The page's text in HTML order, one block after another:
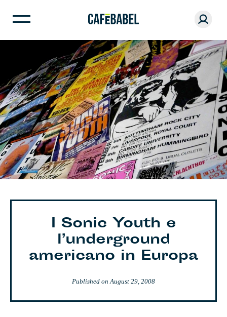
I Sonic Youth e
l’underground
americano in Europa
Published onAugust 29, 2008